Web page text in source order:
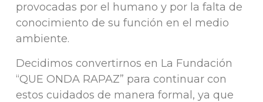
provocadas por el humano y por la falta de
conocimiento de su función en el medio
ambiente.
Decidimos convertirnos en La Fundación
“QUE ONDA RAPAZ” para continuar con
estos cuidados de manera formal, ya que